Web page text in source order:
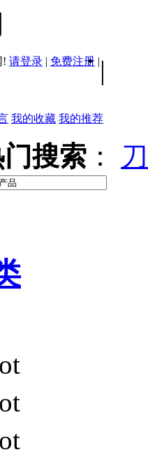
! 请登录 | 免费注册 | |
我的收藏 我的推荐
搜索 ：